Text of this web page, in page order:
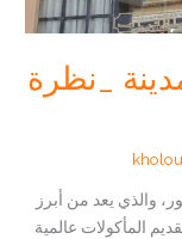
_نظرة
والذي يعد من أبرز
المأكولات عالمية